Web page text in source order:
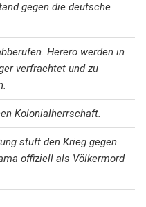
gegen die deutsche
Herero werden in
verfrachtet und zu
Kolonialherrschaft.
stuft den Krieg gegen
offiziell als Völkermord